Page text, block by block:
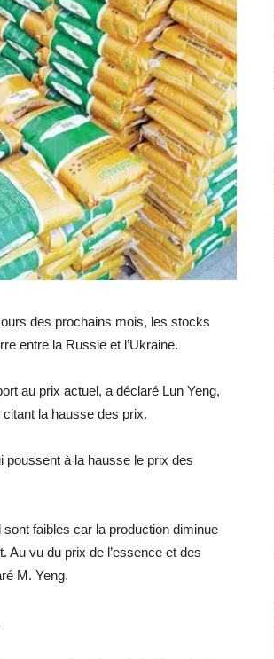
des prochains mois, les stocks
entre la Russie et l’Ukraine.
au prix actuel, a déclaré Lun Yeng,
la hausse des prix.
poussent à la hausse le prix des
faibles car la production diminue
Au vu du prix de l’essence et des
M. Yeng.